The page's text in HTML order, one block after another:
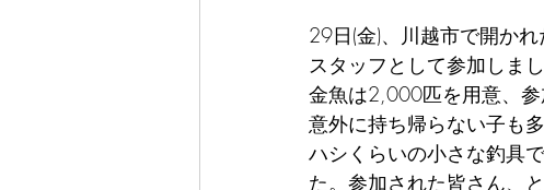
29日(金)、川越市で開か
スタッフとして参加しまし
金魚は2,000匹を用意、参
意外に持ち帰らない子も多
ハシくらいの小さな釣具
た。参加された皆さん、